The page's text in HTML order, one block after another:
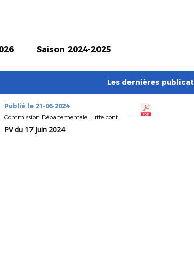
Saison 2024-2025
Les dernières
Publié le 21-06-2024
Commission Départementale Lutte contre l'Incivilité
PV du 17 Juin 2024